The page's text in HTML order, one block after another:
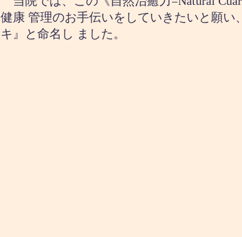
健康 管理のお手伝いをしていきたいと願
キ』と命名し ました。